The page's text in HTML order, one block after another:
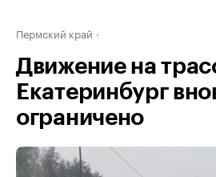
Пермский край
Движение на
Екатеринбург
ограничено